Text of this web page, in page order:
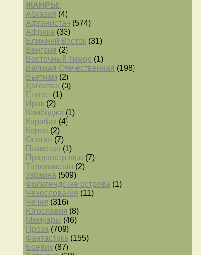
ЖАНРЫ:
Абхазия (4)
Афганистан (574)
Африка (33)
Ближний Восток (31)
Венгрия (2)
Восточный Тимор (1)
Великая Отечественная (198)
Вьетнам (2)
Дагестан (3)
Египет (1)
Ирак (2)
Камбоджа (1)
Карабах (4)
Корея (2)
Осетия (7)
Пакистан (1)
Приднестровье (7)
Таджикистан (2)
Украина (509)
Фолклендские острова (1)
Чехословакия (11)
Чечня (316)
Югославия (8)
Мемуары (46)
Проза (709)
Фантастика (155)
Боевик (87)